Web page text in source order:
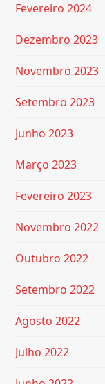
Fevereiro 2024
Dezembro 2023
Novembro 2023
Setembro 2023
Junho 2023
Março 2023
Fevereiro 2023
Novembro 2022
Outubro 2022
Setembro 2022
Agosto 2022
Julho 2022